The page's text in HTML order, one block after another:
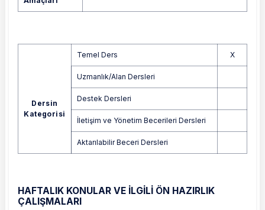
Dersin
Kategorisi
Temel Ders X
Uzmanlık/Alan Dersleri
Destek Dersleri
İletişim ve Yönetim Becerileri Dersleri
Aktarılabilir Beceri Dersleri
HAFTALIK KONULAR VE İLGİLİ ÖN HAZIRLIK
ÇALIŞMALARI